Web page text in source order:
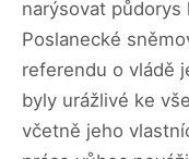
narýsovat půdorys
Poslanecké
referendu o vládě
byly urážlivé ke
včetně jeho